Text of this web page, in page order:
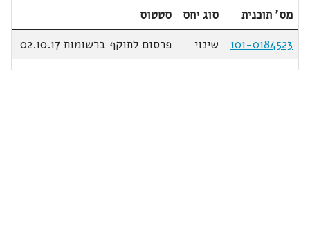
מס' תוכנית סוג יחס
סטטוס
101-0184523
שינוי פרסום לתוקף ברשומות 02.10.17